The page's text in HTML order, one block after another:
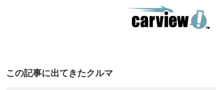
この記事に出てきたクルマ